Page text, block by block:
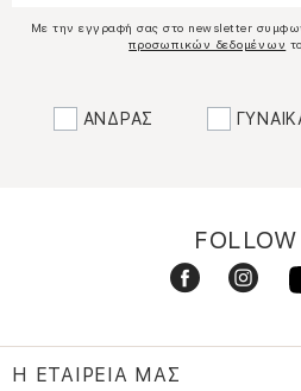
Με την εγγραφή σας στο newsletter
προσωπικών δεδομένων
ΑΝΔΡΑΣ
Η ΕΤΑΙΡΕΙΑ ΜΑΣ